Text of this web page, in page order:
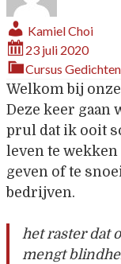
Kamiel Choi
23 juli 2020
Cursus
Welkom bij
Deze keer gaan
prul dat ik ooit
leven te
geven of te
bedrijven.
het raster dat
mengt